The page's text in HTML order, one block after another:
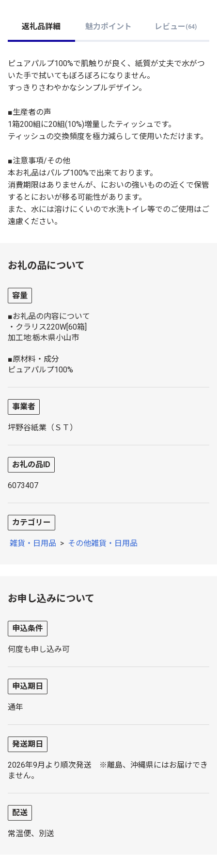
返礼品詳細 魅力ポイント レビュー (64)
ピュアパルプ100%で肌触りが良く、紙質が丈夫で水がつ
いた手で拭いてもぼろぼろになりません。
すっきりさわやかなシンプルデザイン。
■生産者の声
1箱200組に20組(10%)増量したティッシュです。
ティッシュの交換頻度を極力減らして使用いただけます。
■注意事項/その他
本お礼品はパルプ100%で出来ております。
消費期限はありませんが、においの強いものの近くで保管
するとにおいが移る可能性があります。
また、水には溶けにくいので水洗トイレ等でのご使用はご
遠慮ください。
お礼の品について
容量
■お礼品の内容について
・クラリス220W[60箱]
加工地:栃木県小山市
■原材料・成分
ピュアパルプ100%
事業者
坪野谷紙業（ＳＴ）
お礼の品ID
6073407
カテゴリー
雑貨・日用品 > その他雑貨・日用品
お申し込みについて
申込条件
何度も申し込み可
申込期日
通年
発送期日
2026年9月より順次発送 ※離島、沖縄県にはお届けでき
ません。
配送
常温便、別送